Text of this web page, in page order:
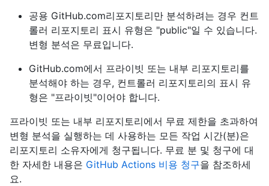
공용 GitHub.com리포지토리만 분석하려는 경우 컨트
롤러 리포지토리 표시 유형은 "public"일 수 있습니다.
변형 분석은 무료입니다.
GitHub.com에서 프라이빗 또는 내부 리포지토리를
분석해야 하는 경우, 컨트롤러 리포지토리의 표시 유
형은 "프라이빗"이어야 합니다.
프라이빗 또는 내부 리포지토리에서 무료 제한을 초과하여
변형 분석을 실행하는 데 사용하는 모든 작업 시간(분)은
리포지토리 소유자에게 청구됩니다. 무료 분 및 청구에 대
한 자세한 내용은 GitHub Actions 비용 청구을 참조하세
요.